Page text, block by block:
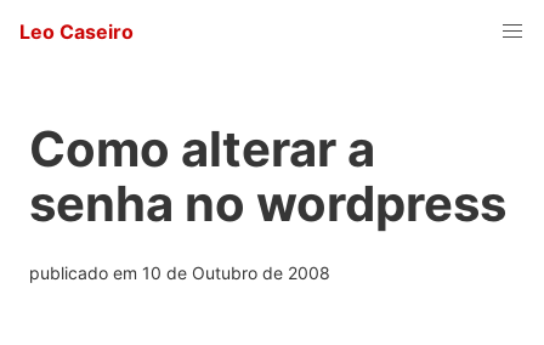
Leo Caseiro
Como alterar a
senha no wordpress
publicado em 10 de Outubro de 2008